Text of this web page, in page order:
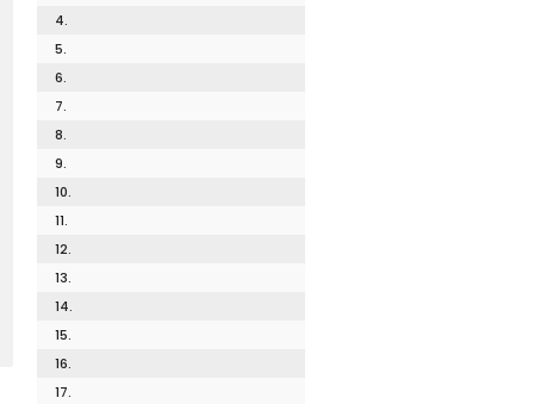
4.
5.
6.
7.
8.
9.
10.
11.
12.
13.
14.
15.
16.
17.